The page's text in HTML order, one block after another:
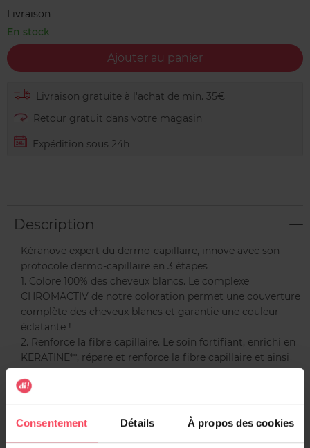
Consentement Détails À propos des cookies
Livraison
En stock
Ajouter au panier
Livraison gratuite à l'achat de min. 35€
Retour gratuit dans votre magasin
Expédition sous 24h
Description
Kéranove expert du dermo-capillaire, innove avec son
protocole dermo-capillaire en 3 étapes
1. Colore 100% des cheveux blancs. Le complexe
CHROMACTIV de notre coloration permet une couverture
complète des cheveux blancs et garantie une couleur
éclatante !
2. Renforce la fibre capillaire. Le soin fortifiant, enrichi en
KERATINE**, répare et renforce la fibre capillaire et ainsi
réduit considérablement la casse.
3. Rééquilibre le cuir chevelu. Enrichi en PREBIOTIQUES, le
sérum actif sans rinçage apaise, hydrate et rééquilibre le
cuir chevelu.
Un kit qui respecte le microbiote du cuir chevelu grâce à